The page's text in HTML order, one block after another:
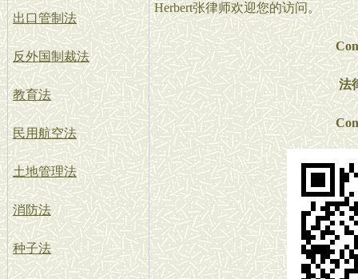
出口管制法
反外国制裁法
教育法
民用航空法
土地管理法
消防法
种子法
Herbert张律师欢迎您的访问。
法